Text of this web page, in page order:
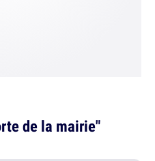
de la mairie"